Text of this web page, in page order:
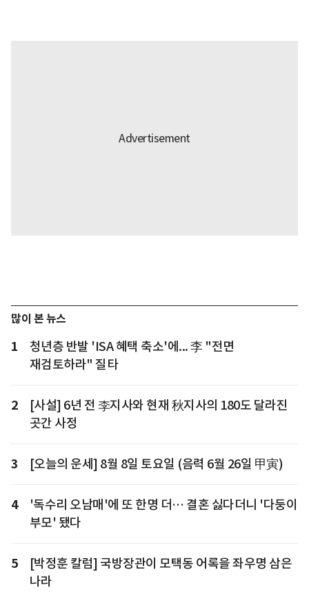
많이 본 뉴스
1
청년층 반발 'ISA 혜택 축소'에... 李 "전면
재검토하라" 질타
2
[사설] 6년 전 李지사와 현재 秋지사의 180도 달라진
곳간 사정
3 [오늘의 운세] 8월 8일 토요일 (음력 6월 26일 甲寅)
4
'독수리 오남매'에 또 한명 더… 결혼 싫다더니 '다둥이
부모' 됐다
5
[박정훈 칼럼] 국방장관이 모택동 어록을 좌우명 삼은
나라